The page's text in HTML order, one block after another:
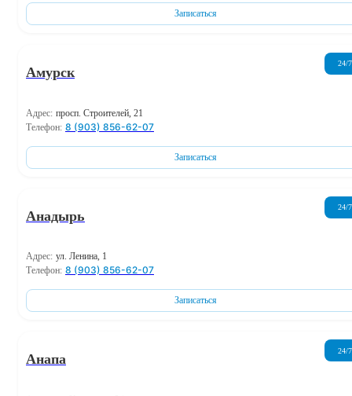
Записаться
Амурск
24/7
Адрес: просп. Строителей, 21
Телефон: 8 (903) 856-62-07
Записаться
Анадырь
24/7
Адрес: ул. Ленина, 1
Телефон: 8 (903) 856-62-07
Записаться
Анапа
24/7